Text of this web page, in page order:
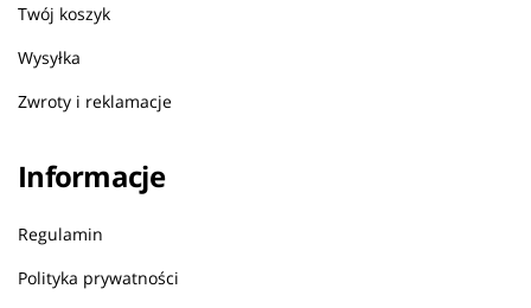
Twój koszyk
Wysyłka
Zwroty i reklamacje
Informacje
Regulamin
Polityka prywatności